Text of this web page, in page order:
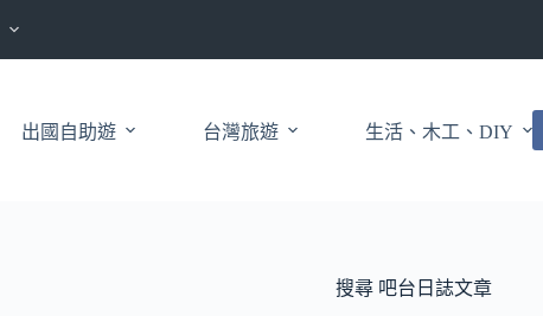
出國自助遊 台灣旅遊 生活、木工、DIY
搜尋 吧台日誌文章